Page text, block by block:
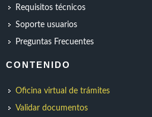
Requisitos técnicos
Soporte usuarios
Preguntas Frecuentes
CONTENIDO
Oficina virtual de trámites
Validar documentos